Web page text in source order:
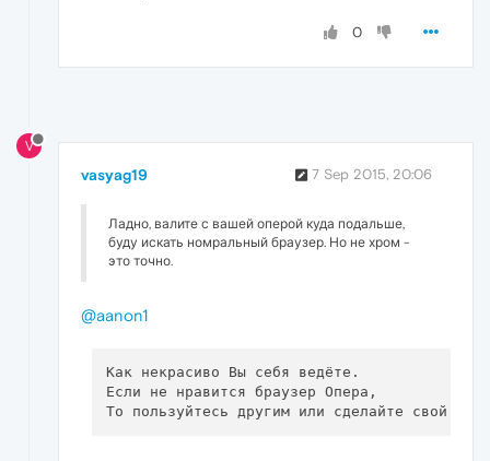
0
V
vasyag19 7 Sep 2015, 20:06
Ладно, валите с вашей оперой куда подальше,
буду искать номральный браузер. Но не хром -
это точно.
@aanon1
Как некрасиво Вы себя ведёте.
Если не нравится браузер Опера,